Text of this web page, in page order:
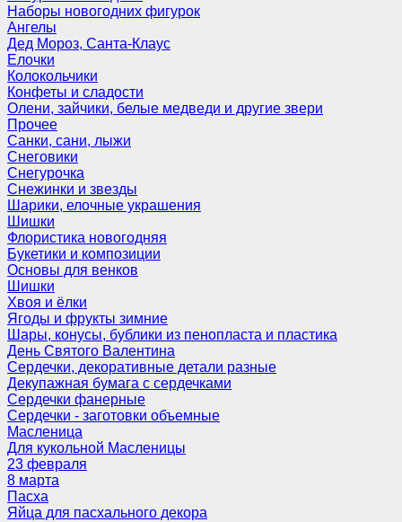
Наборы новогодних фигурок
Ангелы
Дед Мороз, Санта-Клаус
Елочки
Колокольчики
Конфеты и сладости
Олени, зайчики, белые медведи и другие звери
Прочее
Санки, сани, лыжи
Снеговики
Снегурочка
Снежинки и звезды
Шарики, елочные украшения
Шишки
Флористика новогодняя
Букетики и композиции
Основы для венков
Шишки
Хвоя и ёлки
Ягоды и фрукты зимние
Шары, конусы, бублики из пенопласта и пластика
День Святого Валентина
Сердечки, декоративные детали разные
Декупажная бумага с сердечками
Сердечки фанерные
Сердечки - заготовки объемные
Масленица
Для кукольной Масленицы
23 февраля
8 марта
Пасха
Яйца для пасхального декора